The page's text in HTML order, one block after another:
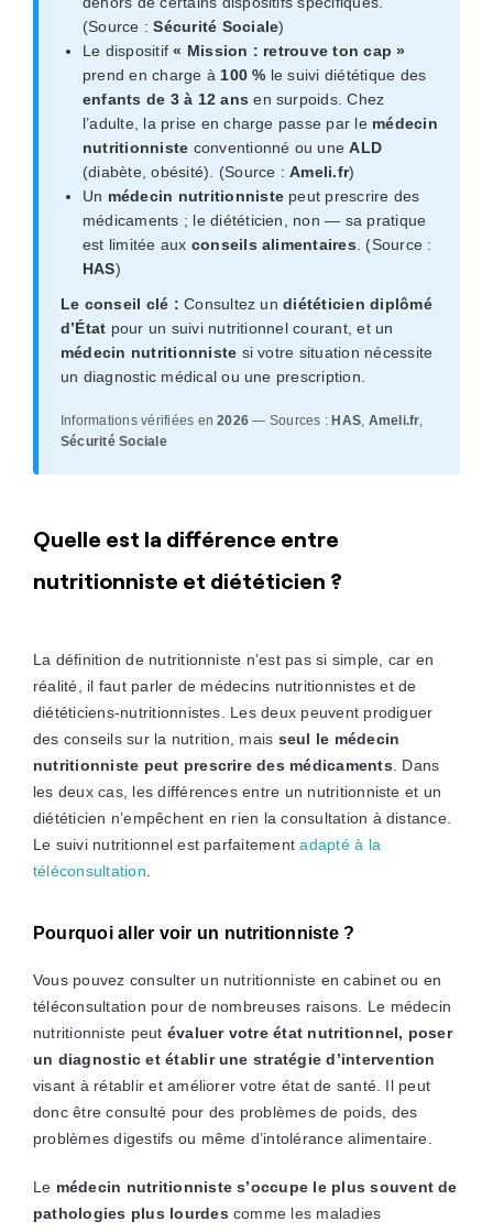
(Source :Sécurité Sociale)
Le dispositif« Mission : retrouve ton cap »
prend en charge à 100 % le suivi diététique des
enfants de 3 à 12 ans en surpoids. Chez
l’adulte, la prise en charge passe par le médecin
nutritionniste conventionné ou uneALD
(diabète, obésité). (Source :Ameli.fr)
Un médecin nutritionniste peut prescrire des
médicaments ; le diététicien, non — sa pratique
est limitée aux conseils alimentaires . (Source :
HAS)
Le conseil clé : Consultez undiététicien diplômé
d’État pour un suivi nutritionnel courant, et un
médecin nutritionniste si votre situation nécessite
un diagnostic médical ou une prescription.
Informations vérifiées en2026 — Sources :HAS Ameli.fr
Sécurité Sociale
Quelle est la différence entre
nutritionniste et diététicien ?
La définition de nutritionniste n’est pas si simple, car en
réalité, il faut parler de médecins nutritionnistes et de
diététiciens-nutritionnistes. Les deux peuvent prodiguer
des conseils sur la nutrition, mais seul le médecin
nutritionniste peut prescrire des médicaments . Dans
les deux cas, les différences entre un nutritionniste et un
diététicien n’empêchent en rien la consultation à distance.
Le suivi nutritionnel est parfaitementadapté à la
téléconsultation
Pourquoi aller voir un nutritionniste ?
Vous pouvez consulter un nutritionniste en cabinet ou en
téléconsultation pour de nombreuses raisons. Le médecin
nutritionniste peut évaluer votre état nutritionnel, poser
un diagnostic et établir une stratégie d’intervention
visant à rétablir et améliorer votre état de santé. Il peut
donc être consulté pour des problèmes de poids, des
problèmes digestifs ou même d’intolérance alimentaire.
Le médecin nutritionniste s’occupe le plus souvent de
pathologies plus lourdes comme les maladies